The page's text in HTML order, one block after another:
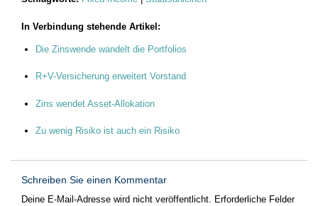
In Verbindung stehende Artikel:
Die Zinswende wandelt die Portfolios
R+V-Versicherung erweitert Vorstand
Zins wendet Asset-Allokation
Zu wenig Risiko ist auch ein Risiko
Schreiben Sie einen Kommentar
Deine E-Mail-Adresse wird nicht veröffentlicht.
Erforderliche Felder